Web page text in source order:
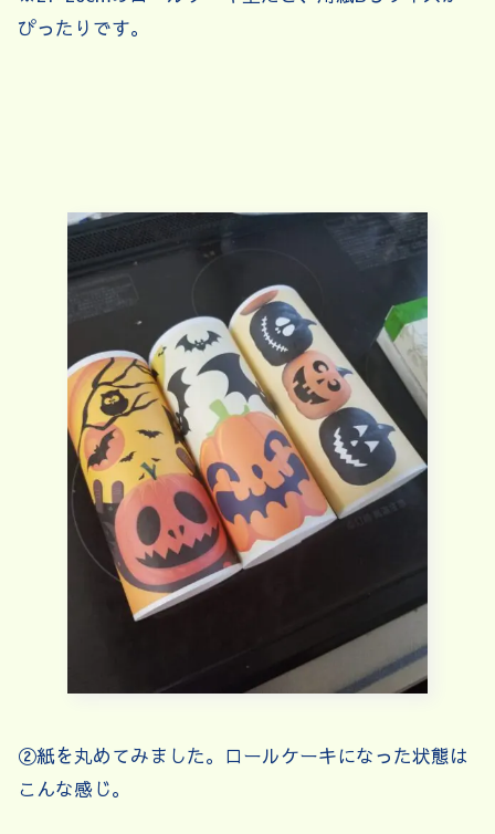
ぴったりです。
②紙を丸めてみました。ロールケーキになった状態は
こんな感じ。